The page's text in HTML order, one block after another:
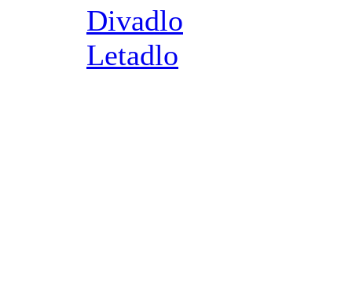
Divadlo
Letadlo